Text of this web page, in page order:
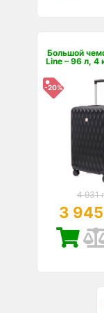
Большой
Line – 96 л, 4
-20%
4 931
3 945